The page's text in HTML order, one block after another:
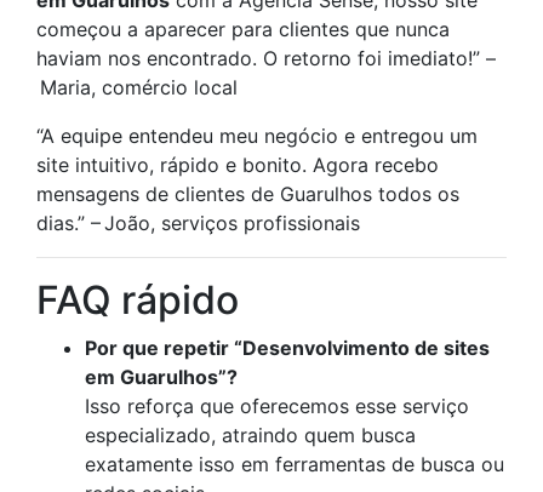
começou a aparecer para clientes que nunca
haviam nos encontrado. O retorno foi imediato!” –
Maria, comércio local
“A equipe entendeu meu negócio e entregou um
site intuitivo, rápido e bonito. Agora recebo
mensagens de clientes de Guarulhos todos os
dias.” – João, serviços profissionais
FAQ rápido
Por que repetir “Desenvolvimento de sites
em Guarulhos”?
Isso reforça que oferecemos esse serviço
especializado, atraindo quem busca
exatamente isso em ferramentas de busca ou